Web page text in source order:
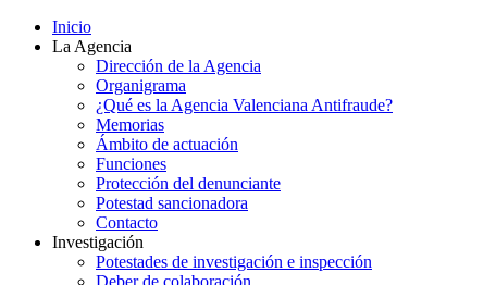
Inicio
La Agencia
Dirección de la Agencia
Organigrama
¿Qué es la Agencia Valenciana Antifraude?
Memorias
Ámbito de actuación
Funciones
Protección del denunciante
Potestad sancionadora
Contacto
Investigación
Potestades de investigación e inspección
Deber de colaboración